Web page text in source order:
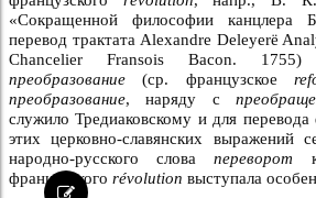
«Сокращенной философии
перевод трактата Alexandre Deleyerë
Chancelier Fransois Bacon. 1755)
преобразование (ср. французское
преобразование, наряду с
служило Тредиаковскому и для
этих церковно-славянских выражений
народно-русского словапереворот к
французского révolution выступала